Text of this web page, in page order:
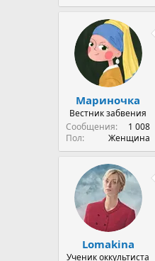
Мариночка
Вестник забвения
Сообщения
1 008
Пол
Женщина
Lomakina
Ученик оккультиста